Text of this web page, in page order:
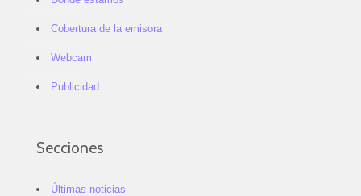
Cobertura de la emisora
Webcam
Publicidad
Secciones
Últimas noticias